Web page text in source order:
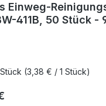
Einweg-
411B, 50 Stück -
(3,38 € / 1 Stück)
Preis: